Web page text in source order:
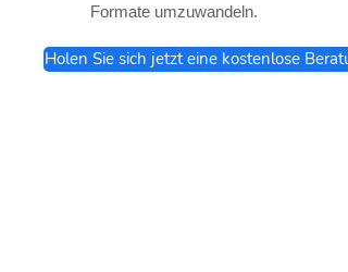
Formate umzuwandeln.
Holen Sie sich jetzt eine kostenlose